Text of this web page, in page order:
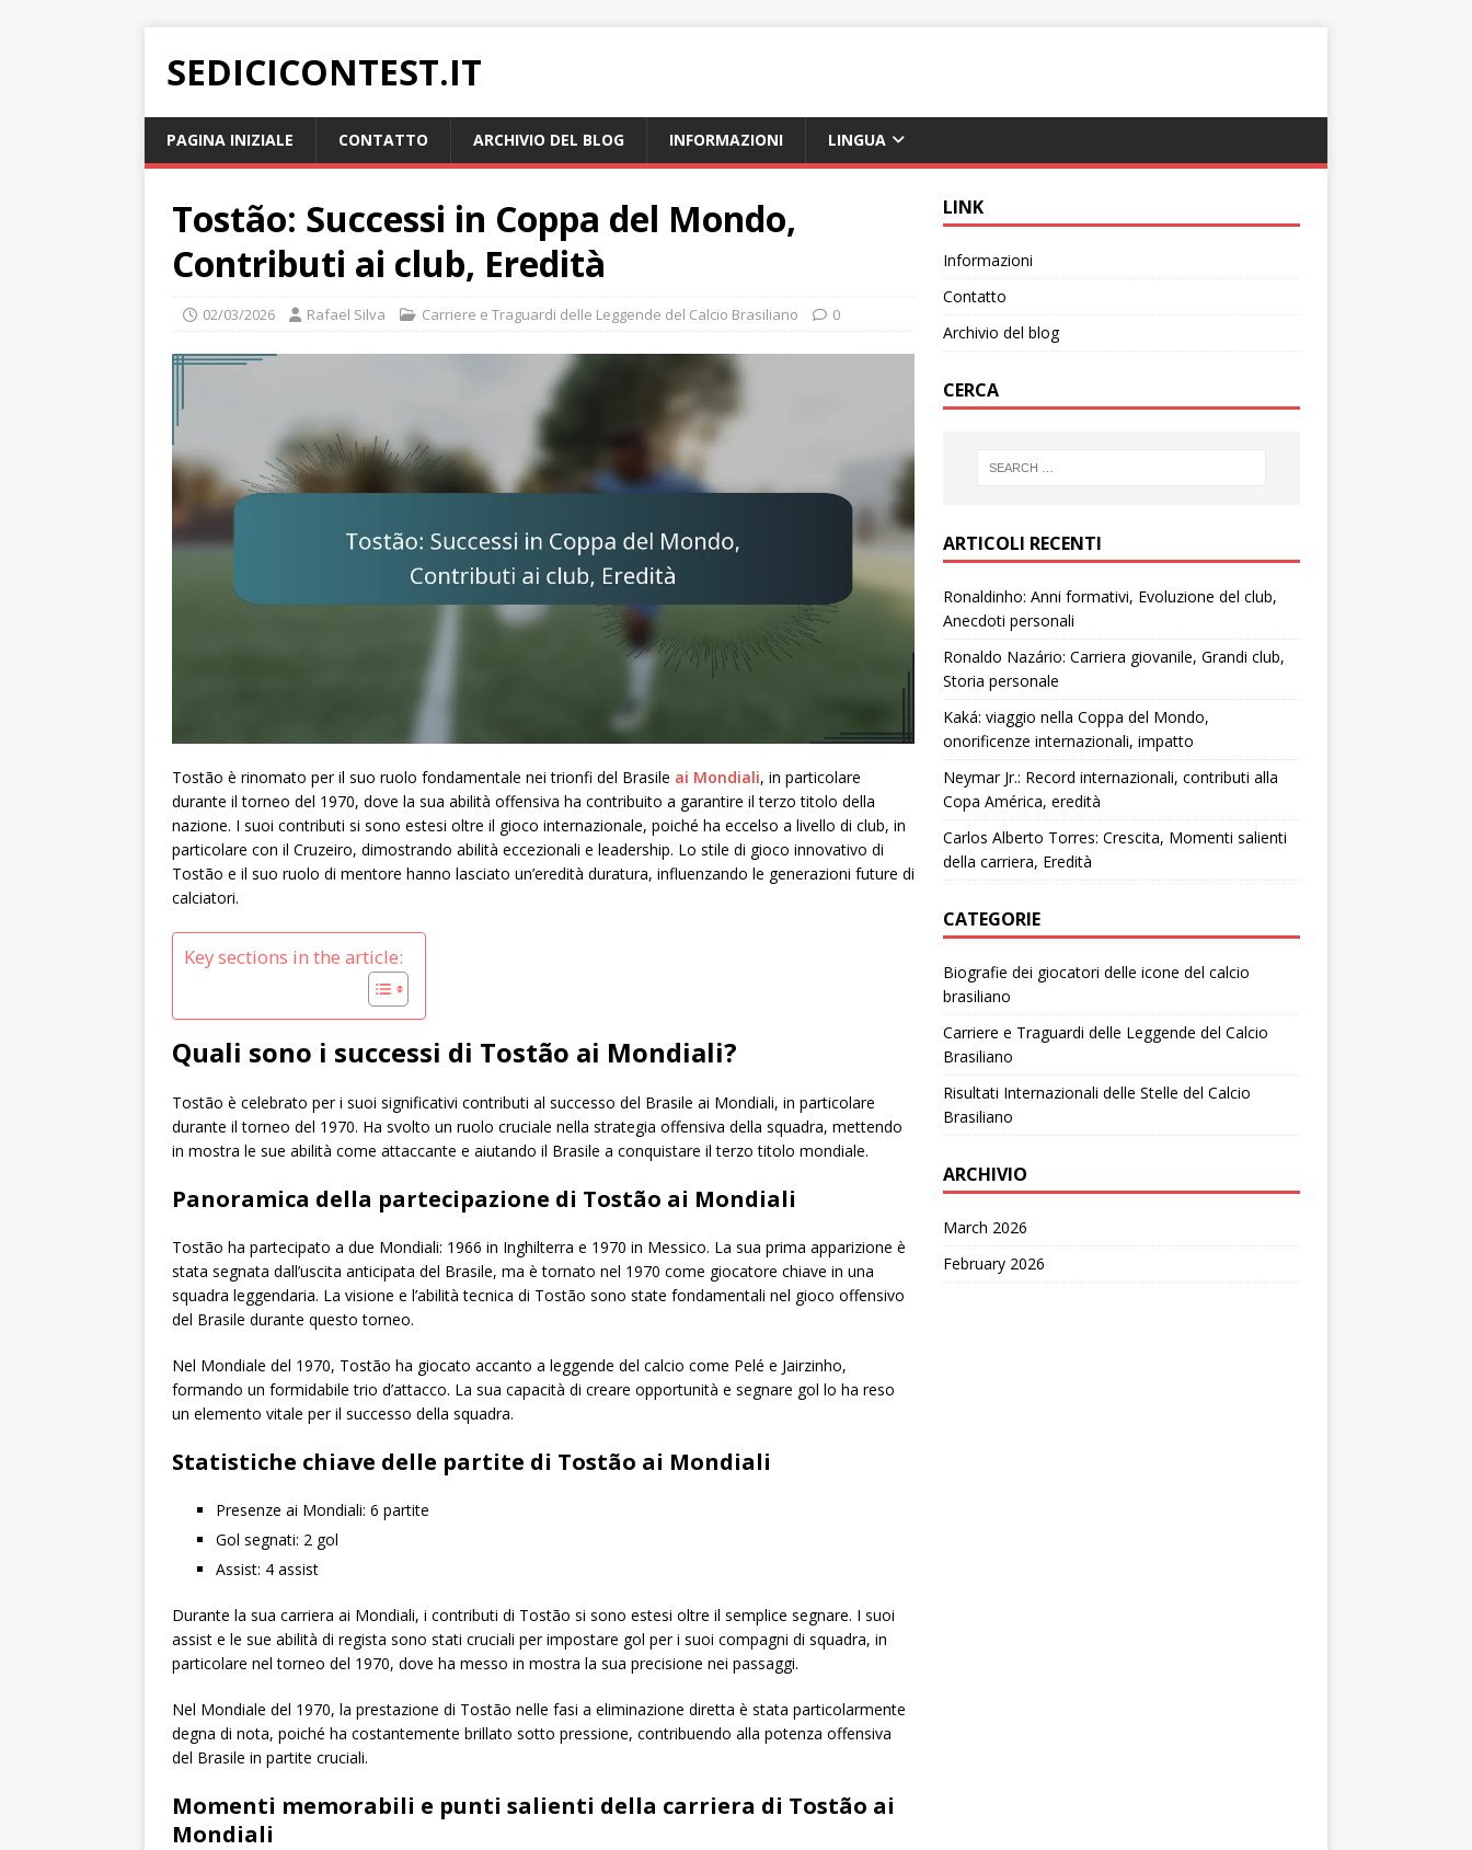
SEDICICONTEST.IT
PAGINA INIZIALE CONTATTO ARCHIVIO DEL BLOG INFORMAZIONI LINGUA
Tostão: Successi in Coppa del Mondo,
Contributi ai club, Eredità
02/03/2026 Rafael Silva Carriere e Traguardi delle Leggende del Calcio Brasiliano 0
Tostão è rinomato per il suo ruolo fondamentale nei trionfi del Brasile ai Mondiali, in particolare
durante il torneo del 1970, dove la sua abilità offensiva ha contribuito a garantire il terzo titolo della
nazione. I suoi contributi si sono estesi oltre il gioco internazionale, poiché ha eccelso a livello di club, in
particolare con il Cruzeiro, dimostrando abilità eccezionali e leadership. Lo stile di gioco innovativo di
Tostão e il suo ruolo di mentore hanno lasciato un’eredità duratura, influenzando le generazioni future di
calciatori.
Key sections in the article:
Quali sono i successi di Tostão ai Mondiali?
Tostão è celebrato per i suoi significativi contributi al successo del Brasile ai Mondiali, in particolare
durante il torneo del 1970. Ha svolto un ruolo cruciale nella strategia offensiva della squadra, mettendo
in mostra le sue abilità come attaccante e aiutando il Brasile a conquistare il terzo titolo mondiale.
Panoramica della partecipazione di Tostão ai Mondiali
Tostão ha partecipato a due Mondiali: 1966 in Inghilterra e 1970 in Messico. La sua prima apparizione è
stata segnata dall’uscita anticipata del Brasile, ma è tornato nel 1970 come giocatore chiave in una
squadra leggendaria. La visione e l’abilità tecnica di Tostão sono state fondamentali nel gioco offensivo
del Brasile durante questo torneo.
Nel Mondiale del 1970, Tostão ha giocato accanto a leggende del calcio come Pelé e Jairzinho,
formando un formidabile trio d’attacco. La sua capacità di creare opportunità e segnare gol lo ha reso
un elemento vitale per il successo della squadra.
Statistiche chiave delle partite di Tostão ai Mondiali
Presenze ai Mondiali: 6 partite
Gol segnati: 2 gol
Assist: 4 assist
Durante la sua carriera ai Mondiali, i contributi di Tostão si sono estesi oltre il semplice segnare. I suoi
assist e le sue abilità di regista sono stati cruciali per impostare gol per i suoi compagni di squadra, in
particolare nel torneo del 1970, dove ha messo in mostra la sua precisione nei passaggi.
Nel Mondiale del 1970, la prestazione di Tostão nelle fasi a eliminazione diretta è stata particolarmente
degna di nota, poiché ha costantemente brillato sotto pressione, contribuendo alla potenza offensiva
del Brasile in partite cruciali.
Momenti memorabili e punti salienti della carriera di Tostão ai
Mondiali
LINK
Informazioni
Contatto
Archivio del blog
CERCA
ARTICOLI RECENTI
Ronaldinho: Anni formativi, Evoluzione del club,
Anecdoti personali
Ronaldo Nazário: Carriera giovanile, Grandi club,
Storia personale
Kaká: viaggio nella Coppa del Mondo,
onorificenze internazionali, impatto
Neymar Jr.: Record internazionali, contributi alla
Copa América, eredità
Carlos Alberto Torres: Crescita, Momenti salienti
della carriera, Eredità
CATEGORIE
Biografie dei giocatori delle icone del calcio
brasiliano
Carriere e Traguardi delle Leggende del Calcio
Brasiliano
Risultati Internazionali delle Stelle del Calcio
Brasiliano
ARCHIVIO
March 2026
February 2026